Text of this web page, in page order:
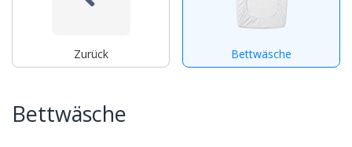
Zurück Bettwäsche
Bettwäsche